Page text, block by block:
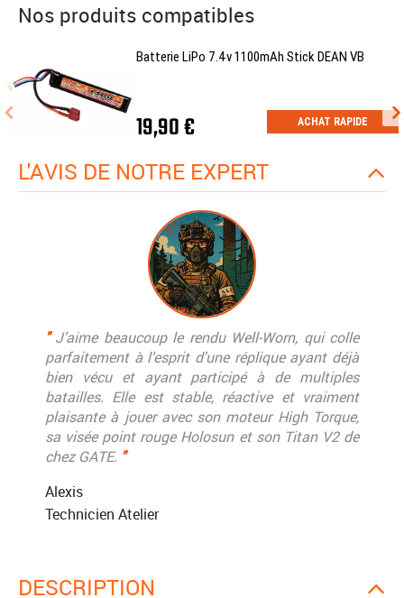
Nos produits compatibles
Batterie LiPo 7.4v 1100mAh Stick DEAN VB
19,90 € ACHAT RAPIDE
L'AVIS DE NOTRE EXPERT
"J’aime beaucoup le rendu Well-Worn, qui colle
parfaitement à l’esprit d'une réplique ayant déjà
bien vécu et ayant participé à de multiples
batailles. Elle est stable, réactive et vraiment
plaisante à jouer avec son moteur High Torque,
sa visée point rouge Holosun et son Titan V2 de
chez GATE. "
Alexis
Technicien Atelier
DESCRIPTION